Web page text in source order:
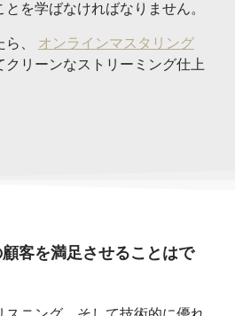
を学ばなければなりません。
ら、 オンラインマスタリング
クリーンなストリーミング仕上
客を満足させることはで